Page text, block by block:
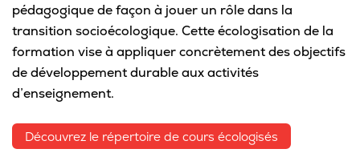
Le cégep
Notre collège
Services à la population
Stages et emplois pour étudiants
pédagogique de façon à jouer un rôle dans la
transition socioécologique. Cette écologisation de la
formation vise à appliquer concrètement des objectifs
de développement durable aux activités
d’enseignement.
Découvrez le répertoire de cours écologisés